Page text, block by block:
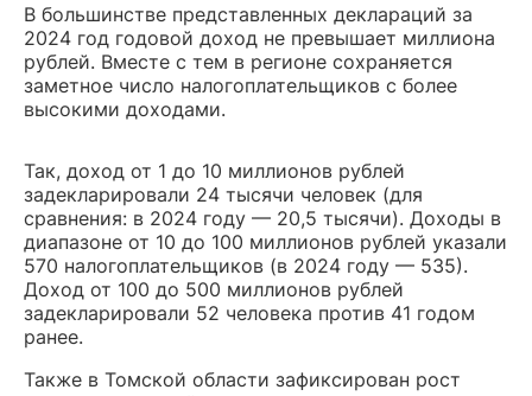
В большинстве представленных деклараций за
2024 год годовой доход не превышает миллиона
рублей. Вместе с тем в регионе сохраняется
заметное число налогоплательщиков с более
высокими доходами.
Так, доход от 1 до 10 миллионов рублей
задекларировали 24 тысячи человек (для
сравнения: в 2024 году — 20,5 тысячи). Доходы в
диапазоне от 10 до 100 миллионов рублей указали
570 налогоплательщиков (в 2024 году — 535).
Доход от 100 до 500 миллионов рублей
задекларировали 52 человека против 41 годом
ранее.
Также в Томской области зафиксирован рост